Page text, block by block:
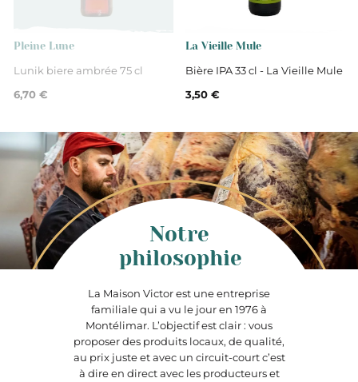
Pleine Lune
Lunik biere ambrée 75 cl
6,70 €
La Vieille Mule
Bière IPA 33 cl - La Vieille Mule
3,50 €
La Maison Victor est une entreprise
familiale qui a vu le jour en 1976 à
Montélimar. L’objectif est clair : vous
proposer des produits locaux, de qualité,
au prix juste et avec un circuit-court c’est
à dire en direct avec les producteurs et
Notre
philosophie